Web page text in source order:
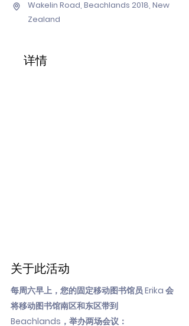
Wakelin Road, Beachlands 2018, New
Zealand
详情
关于此活动
每周六早上，您的固定移动图书馆员 Erika 会
将移动图书馆南区和东区带到
Beachlands，举办两场会议：